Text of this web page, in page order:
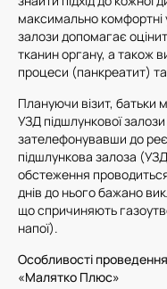
максимально комфортні
залози допомагає
тканин органу, а також
процеси (панкреатит) та
Плануючи візит, батьки
УЗД підшлункової
зателефонувавши до
підшлункова залоза
обстеження
днів до нього бажано
що спричиняють
напої).
Особливості
«Малятко Плюс»